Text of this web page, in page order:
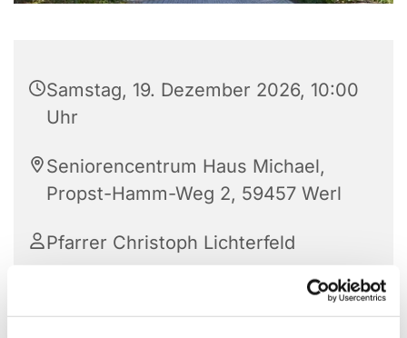
Samstag, 19. Dezember 2026, 10:00
Uhr
Seniorencentrum Haus Michael,
Propst-Hamm-Weg 2, 59457 Werl
Pfarrer Christoph Lichterfeld